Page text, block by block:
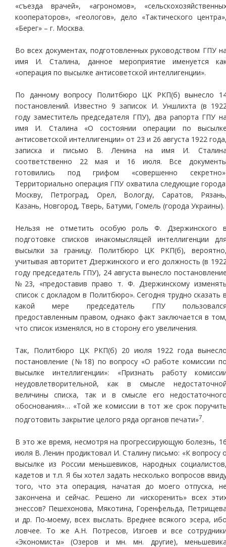
«съезда врачей», «агрономов»,
кооператоров», «геологов», дело «Тактического
«Берег» – г. Москва.
Во всех документах, подготовленных руководством ГПУ
имя И. Сталина, данное мероприятие именуется
«операция по высылке антисоветской интеллигенции».
По данному вопросу Политбюро ЦК РКП(б) вынесло
постановлений. Известно 9 записок И. Уншлихта (в
году заместитель председателя ГПУ), два рапорта ГПУ
имя И. Сталина «О состоянии операции по
антисоветской интеллигенции» от 23 и 26 августа 1922
записка и письмо В. Ленина на имя И.
соответственно 22 мая и 16 июля. Все
готовились под грифом «совершенно
Территориально операция ГПУ охватила следующие
Москву, Петроград, Орел, Вологду, Саратов,
Казань, Новгород, Тверь, Батуми, Гомель (города Украины).
Нельзя не отметить особую роль Ф. Дзержинского
подготовке списков инакомыслящей интеллигенции
высылки за границу. Политбюро ЦК РКП(б),
учитывая авторитет Дзержинского и его должность (в
году председатель ГПУ), 24 августа вынесло
№23, «предоставив право т. Ф. Дзержинскому
список с докладом в Политбюро». Сегодня трудно сказать
какой мере председатель ГПУ
предоставленным правом, однако факт заключается в
что список изменялся, но в сторону его увеличения.
Так, Политбюро ЦК РКП(б) 20 июля 1922 года
постановление (№18) по вопросу «О работе комиссии
высылке интеллигенции»: «Признать работу
неудовлетворительной, как в смысле
величины списка, так и в смысле его
обоснования»… «Той же комиссии в тот же срок
подготовить закрытие целого ряда органов печати»7.
В это же время, несмотря на прогрессирующую болезнь,
июля В. Ленин продиктовал И. Сталину письмо: «К вопросу
высылке из России меньшевиков, народных
кадетов и т.п. Я бы хотел задать несколько вопросов
того, что эта операция, начатая до моего отпуска,
закончена и сейчас. Решено ли «искоренить» всех
энессов? Пешехонова, Мякотина, Горенфельда,
и др. По-моему, всех выслать. Вреднее всякого эсера,
ловчее. То же А.Н. Потресов, Изгоев и все
«Экономиста» (Озеров и мн. мн. другие),